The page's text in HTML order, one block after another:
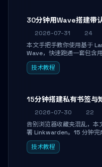
30分钟用Wave搭建带
2026-07-31
24
本文手把手教你使用基于
Wave，快速跑通一套包含
台管理的完整 SaaS 骨架
业务页面开发实战，助你
技术教程
15分钟搭建私有书签与
2026-07-30
22
告别浏览器收藏夹混乱，
署 Linkwarden。15 分钟完
归档、高亮批注、分类管
者打造个人知识库，资料统
技术教程